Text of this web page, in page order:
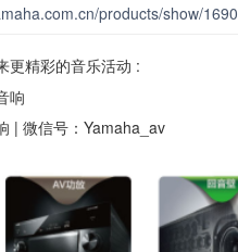
products/show/1690
更精彩的音乐活动 :
响
| 微信号：Yamaha_av